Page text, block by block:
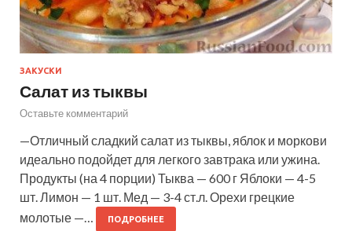
ЗАКУСКИ
Салат из тыквы
Оставьте комментарий
—Отличный сладкий салат из тыквы, яблок и моркови
идеально подойдет для легкого завтрака или ужина.
Продукты (на 4 порции) Тыква — 600 г Яблоки — 4-5
шт. Лимон — 1 шт. Мед — 3-4 ст.л. Орехи грецкие
молотые —…
ПОДРОБНЕЕ